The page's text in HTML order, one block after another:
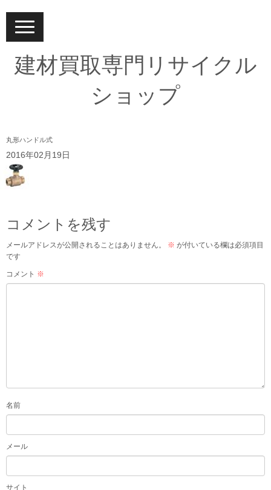
N
a
v
g
a
建材買取専門リサイクル
ショップ
丸形ハンドル式
2016年02月19日
コメントを残す
メールアドレスが公開されることはありません。 ※ が付いている欄は必須項目
です
コメント ※
名前
メール
サイト